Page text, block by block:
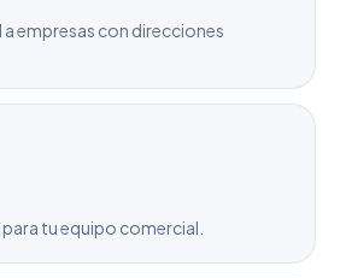
a empresas con direcciones
tu equipo comercial.